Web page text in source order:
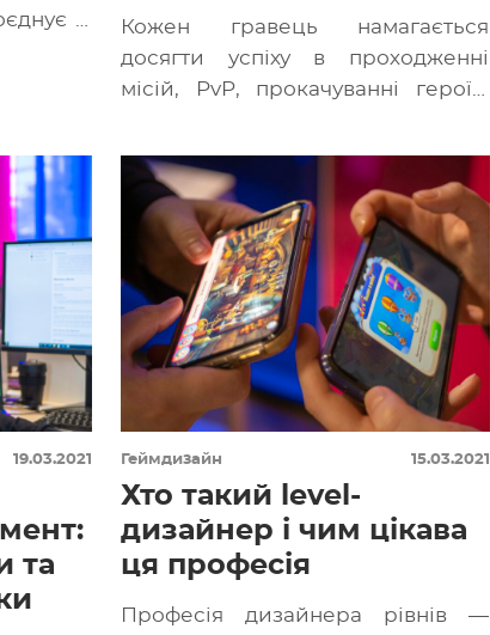
в
Кожен гравець намагається
досягти успіху в проходженні
місій, PvP, прокачуванні героїв.
чим більше їх […]
19.03.2021
та
Геймдизайн 15.03.2021
Хто такий level-
дизайнер і чим цікава
ця професія
Професія дизайнера рівнів —